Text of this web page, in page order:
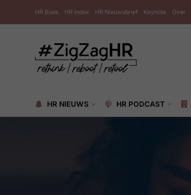
HR Boek HR Index HR Nieuwsbrief Keynote Over
HR NIEUWS HR PODCAST